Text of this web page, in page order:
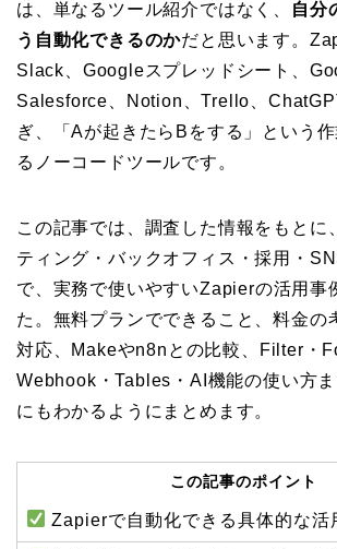
は、単なるツール紹介ではなく、
自分
う自動化できるのかだと思います。
Slack、Googleスプレッドシート、
Salesforce、Notion、Trello、
ぎ、「Aが起きたらBをする」という
るノーコードツールです。
この記事では、調査した情報をもとに
ティング・バックオフィス・採用・
で、実務で使いやすいZapierの活用事
た。無料プランでできること、料金の
対応、Makeやn8nとの比較、Filter・
Webhook・Tables・AI機能の使い方ま
にもわかるようにまとめます。
この記事のポイント
Zapierで自動化できる具体的な活